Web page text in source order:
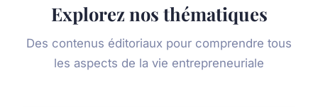
Explorez nos thématiques
Des contenus éditoriaux pour comprendre tous
les aspects de la vie entrepreneuriale